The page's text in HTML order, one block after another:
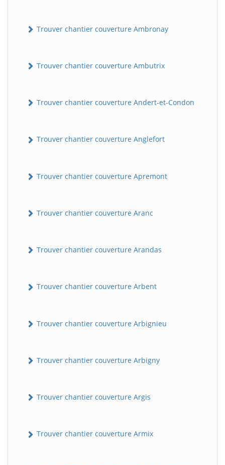
Trouver chantier couverture Ambronay
Trouver chantier couverture Ambutrix
Trouver chantier couverture Andert-et-Condon
Trouver chantier couverture Anglefort
Trouver chantier couverture Apremont
Trouver chantier couverture Aranc
Trouver chantier couverture Arandas
Trouver chantier couverture Arbent
Trouver chantier couverture Arbignieu
Trouver chantier couverture Arbigny
Trouver chantier couverture Argis
Trouver chantier couverture Armix